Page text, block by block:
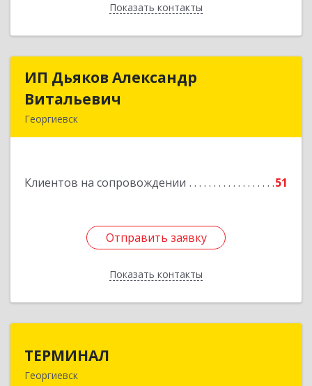
Показать контакты
Назад
ИП Дьяков Александр
Витальевич
Георгиевск
Клиентов на сопровождении 51
Отправить заявку
Показать контакты
ИП Дьяков Александр
Отправить заявку
Назад
ТЕРМИНАЛ
Георгиевск
357820, Ставропольский край, Георгиевск г,